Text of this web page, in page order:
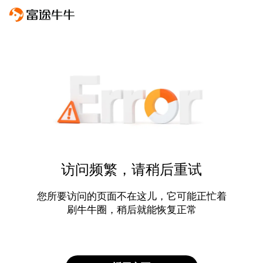
访问频繁，请稍后重试
您所要访问的页面不在这儿，它可能正忙着
刷牛牛圈，稍后就能恢复正常